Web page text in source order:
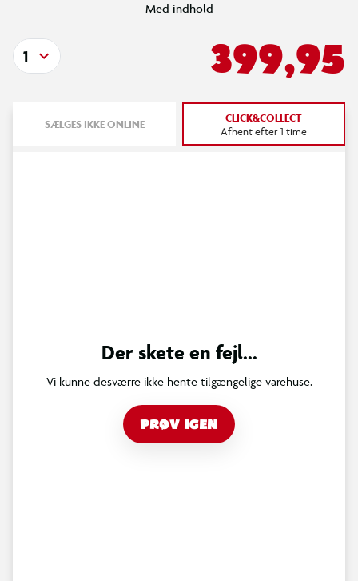
Med indhold
399,95
1
SÆLGES IKKE ONLINE CLICK&COLLECT
Afhent efter 1 time
Der skete en fejl...
Vi kunne desværre ikke hente tilgængelige varehuse.
PRØV IGEN